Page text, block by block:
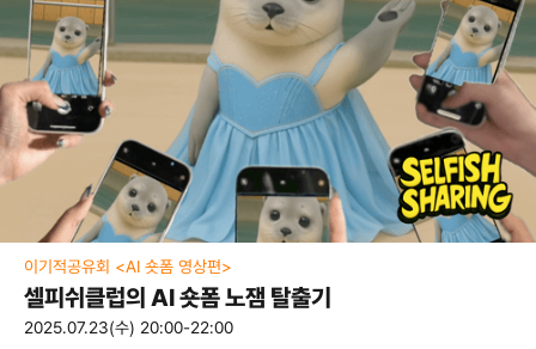
이기적공유회 <AI 숏폼 영상편>
셀피쉬클럽의 AI 숏폼 노잼 탈출기
2025.07.23(수) 20:00-22:00